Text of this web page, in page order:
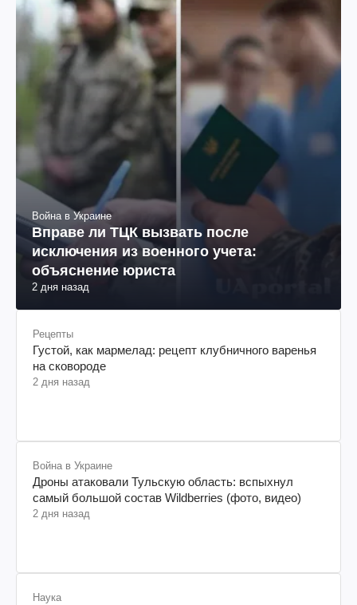
Война в Украине
Вправе ли ТЦК вызвать после
исключения из военного учета:
объяснение юриста
2 дня назад
Рецепты
Густой, как мармелад: рецепт клубничного варенья
на сковороде
2 дня назад
Война в Украине
Дроны атаковали Тульскую область: вспыхнул
самый большой состав Wildberries (фото, видео)
2 дня назад
Наука